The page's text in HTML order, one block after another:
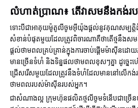
លំហាត់ប្រាណ៖ តើវាសមនឹងកង់រប
ទោះបីជាអាគុយម៉ូតូលីចូមអ៊ីយ៉ុងផ្តល់នូវគុណសម្បត្តិដំ
សំខាន់បំផុតមួយដែលត្រូវពិចារណាគឺថាតើថ្មនឹងសម
ផ្តល់ថាមពលគ្រប់គ្រាន់ក្នុងការចាប់ផ្តើមម៉ាស៊ីនដ
មានច្រើនទំហំ និងទិន្នផលថាមពលខុសៗគ្នា ដូច្នេះហ
ជ្រើសរើសមួយដែលត្រូវនឹងទំហំដែលមាននៅលើកង់រ
ថាមពលរបស់ម៉ាស៊ីនរបស់អ្នក។
ជាសំណាងល្អ ក្រុមហ៊ុនផលិតថ្មលីចូមទំនើបជាច្រើ